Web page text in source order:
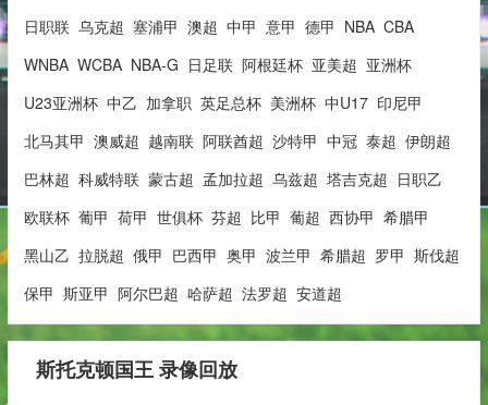
日职联 乌克超 塞浦甲 澳超 中甲 意甲 德甲 NBA CBA
WNBA WCBA NBA-G 日足联 阿根廷杯 亚美超 亚洲杯
U23亚洲杯 中乙 加拿职 英足总杯 美洲杯 中U17 印尼甲
北马其甲 澳威超 越南联 阿联酋超 沙特甲 中冠 泰超 伊朗超
巴林超 科威特联 蒙古超 孟加拉超 乌兹超 塔吉克超 日职乙
欧联杯 葡甲 荷甲 世俱杯 芬超 比甲 葡超 西协甲 希腊甲
黑山乙 拉脱超 俄甲 巴西甲 奥甲 波兰甲 希腊超 罗甲 斯伐超
保甲 斯亚甲 阿尔巴超 哈萨超 法罗超 安道超
斯托克顿国王 录像回放